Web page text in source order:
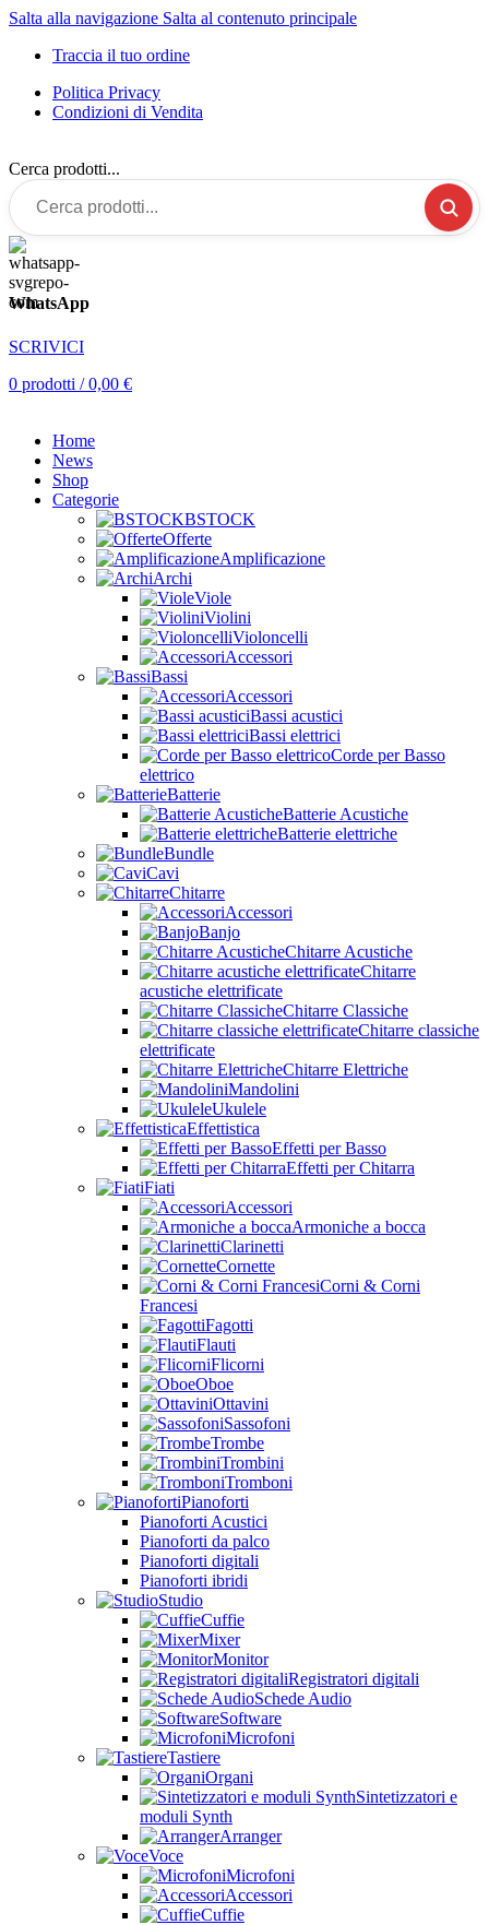
Salta alla navigazione Salta al contenuto principale
Traccia il tuo ordine
Politica Privacy
Condizioni di Vendita
Cerca prodotti...
WhatsApp
SCRIVICI
0 prodotti / 0,00 €
Home
News
Shop
Categorie
BSTOCK
Offerte
Amplificazione
Archi
Viole
Violini
Violoncelli
Accessori
Bassi
Accessori
Bassi acustici
Bassi elettrici
Corde per Basso
elettrico
Batterie
Batterie Acustiche
Batterie elettriche
Bundle
Cavi
Chitarre
Accessori
Banjo
Chitarre Acustiche
Chitarre
acustiche elettrificate
Chitarre Classiche
Chitarre classiche
elettrificate
Chitarre Elettriche
Mandolini
Ukulele
Effettistica
Effetti per Basso
Effetti per Chitarra
Fiati
Accessori
Armoniche a bocca
Clarinetti
Cornette
Corni & Corni
Francesi
Fagotti
Flauti
Flicorni
Oboe
Ottavini
Sassofoni
Trombe
Trombini
Tromboni
Pianoforti
Pianoforti Acustici
Pianoforti da palco
Pianoforti digitali
Pianoforti ibridi
Studio
Cuffie
Mixer
Monitor
Registratori digitali
Schede Audio
Software
Microfoni
Tastiere
Organi
Sintetizzatori e
moduli Synth
Arranger
Voce
Microfoni
Accessori
Cuffie